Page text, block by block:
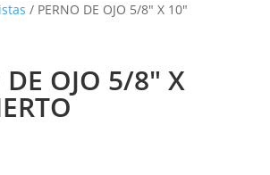
/ PERNO DE OJO 5/8″ X 10″
DE OJO 5/8″ X